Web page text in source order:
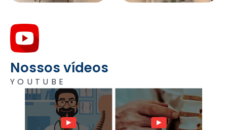
Nossos vídeos
YOUTUBE